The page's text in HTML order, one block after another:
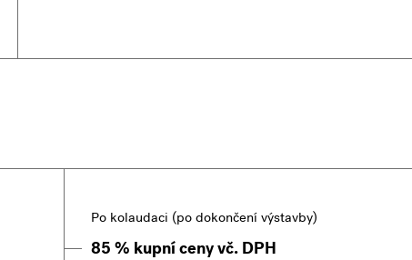
Po kolaudaci (po dokončení výstavby)
85 % kupní ceny vč. DPH